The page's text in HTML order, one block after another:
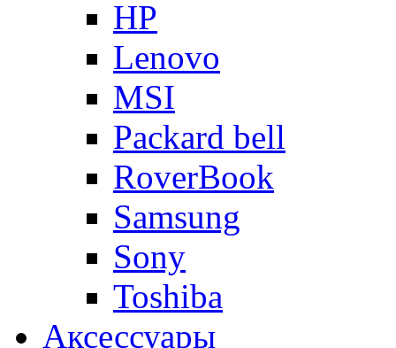
HP
Lenovo
MSI
Packard bell
RoverBook
Samsung
Sony
Toshiba
Аксессуары